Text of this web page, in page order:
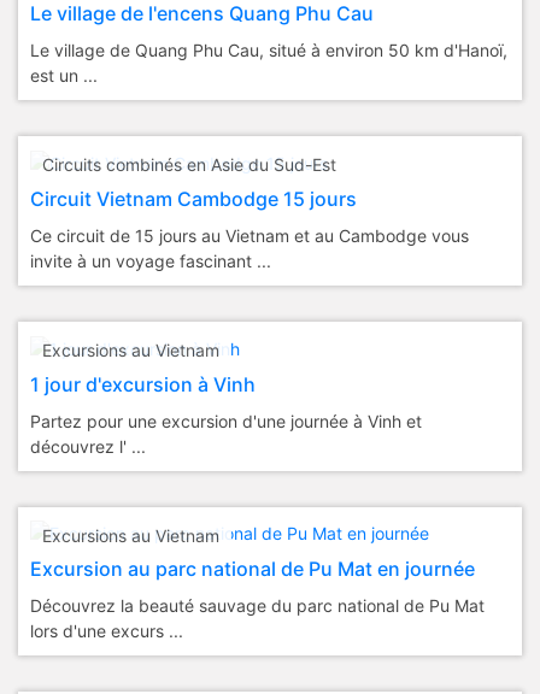
Le village de l'encens Quang Phu Cau
Le village de Quang Phu Cau, situé à environ 50 km d'Hanoï,
est un ...
Circuits combinés en Asie du Sud-Est
Circuit Vietnam Cambodge 15 jours
Ce circuit de 15 jours au Vietnam et au Cambodge vous
invite à un voyage fascinant ...
Excursions au Vietnam
1 jour d'excursion à Vinh
Partez pour une excursion d'une journée à Vinh et
découvrez l' ...
Excursions au Vietnam
Excursion au parc national de Pu Mat en journée
Découvrez la beauté sauvage du parc national de Pu Mat
lors d'une excurs ...